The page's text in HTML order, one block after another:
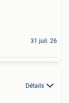
31 juil. 26
Détails